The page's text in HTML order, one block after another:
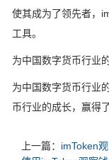
使其成为了领先者，
工具。
为中国数字货币行业
为中国数字货币行业
币行业的成长，赢得
上一篇： imToken